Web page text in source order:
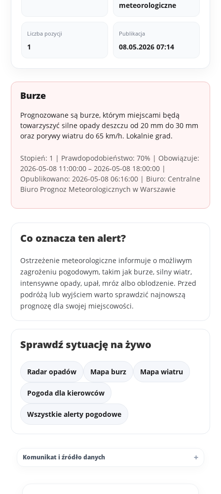
meteorologiczne
Liczba pozycji
1
Publikacja
08.05.2026 07:14
Burze
Prognozowane są burze, którym miejscami będą
towarzyszyć silne opady deszczu od 20 mm do 30 mm
oraz porywy wiatru do 65 km/h. Lokalnie grad.
Stopień: 1 | Prawdopodobieństwo: 70% | Obowiązuje:
2026-05-08 11:00:00 – 2026-05-08 18:00:00 |
Opublikowano: 2026-05-08 06:16:00 | Biuro: Centralne
Biuro Prognoz Meteorologicznych w Warszawie
Co oznacza ten alert?
Ostrzeżenie meteorologiczne informuje o możliwym
zagrożeniu pogodowym, takim jak burze, silny wiatr,
intensywne opady, upał, mróz albo oblodzenie. Przed
podróżą lub wyjściem warto sprawdzić najnowszą
prognozę dla swojej miejscowości.
Sprawdź sytuację na żywo
Radar opadów Mapa burz Mapa wiatru
Pogoda dla kierowców
Wszystkie alerty pogodowe
Komunikat i źródło danych